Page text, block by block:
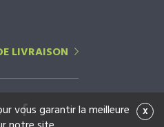
LIVRAISON
x
vous garantir la meilleure